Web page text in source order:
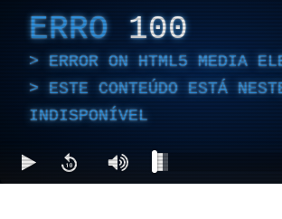
ERRO 100
ERROR ON HTML5 MEDIA
ESTE CONTEÚDO ESTÁ
INDISPONÍVEL